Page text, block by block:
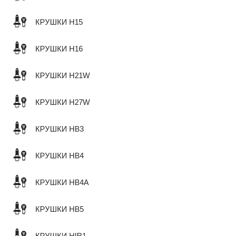
КРУШКИ H15
КРУШКИ H16
КРУШКИ H21W
КРУШКИ H27W
КРУШКИ HB3
КРУШКИ HB4
КРУШКИ HB4A
КРУШКИ HB5